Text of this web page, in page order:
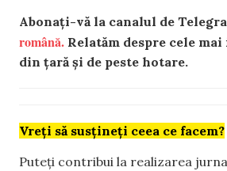
Abonați-vă la canalul de
română. Relatăm despre cele
din țară și de peste hotare.
Vreți să susțineți ceea ce facem?
Puteți contribui la realizarea